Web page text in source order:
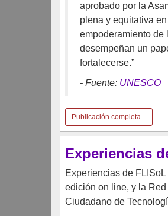
aprobado por la
plena y equitativa
empoderamiento de
desempeñan un
fortalecerse.”
- Fuente: UNESCO
Publicación completa...
Experiencias
Experiencias de
edición on line, y la
Ciudadano de